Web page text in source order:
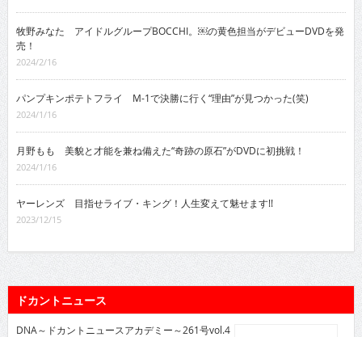
牧野みなた アイドルグループBOCCHI。￼の黄色担当がデビューDVDを発
売！
2024/2/16
パンプキンポテトフライ M-1で決勝に行く“理由”が見つかった(笑)
2024/1/16
月野もも 美貌と才能を兼ね備えた“奇跡の原石”がDVDに初挑戦！
2024/1/16
ヤーレンズ 目指せライブ・キング！人生変えて魅せます!!
2023/12/15
ドカントニュース
DNA～ドカントニュースアカデミー～261号vol.4